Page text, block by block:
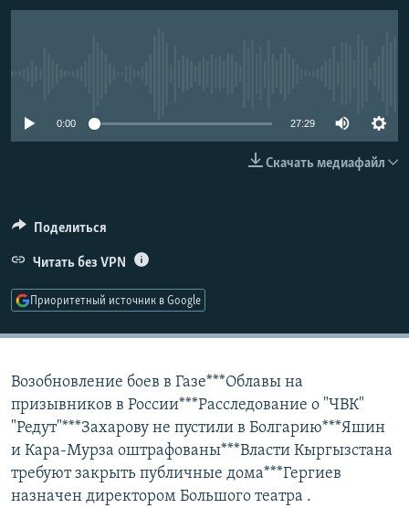
0:00 27:29
Скачать медиафайл
Поделиться
Читать без VPN
Приоритетный источник в Google
Возобновление боев в Газе***Облавы на
призывников в России***Расследование о "ЧВК"
"Редут"***Захарову не пустили в Болгарию***Яшин
и Кара-Мурза оштрафованы***Власти Кыргызстана
требуют закрыть публичные дома***Гергиев
назначен директором Большого театра .